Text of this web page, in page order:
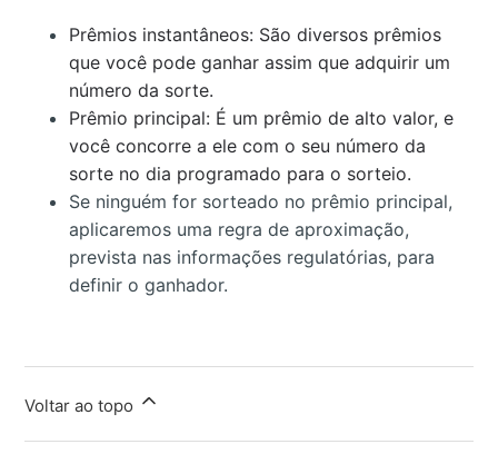
Prêmios instantâneos: São diversos prêmios
que você pode ganhar assim que adquirir um
número da sorte.
Prêmio principal: É um prêmio de alto valor, e
você concorre a ele com o seu número da
sorte no dia programado para o sorteio.
Se ninguém for sorteado no prêmio principal,
aplicaremos uma regra de aproximação,
prevista nas informações regulatórias, para
definir o ganhador.
Voltar ao topo